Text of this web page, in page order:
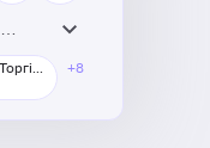
Торгівля +8